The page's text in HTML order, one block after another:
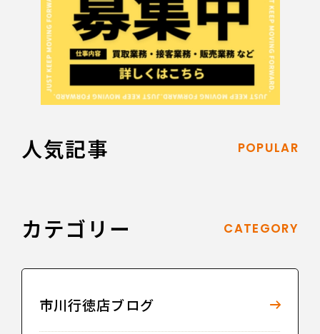
人気記事 POPULAR
カテゴリー CATEGORY
市川行徳店ブログ